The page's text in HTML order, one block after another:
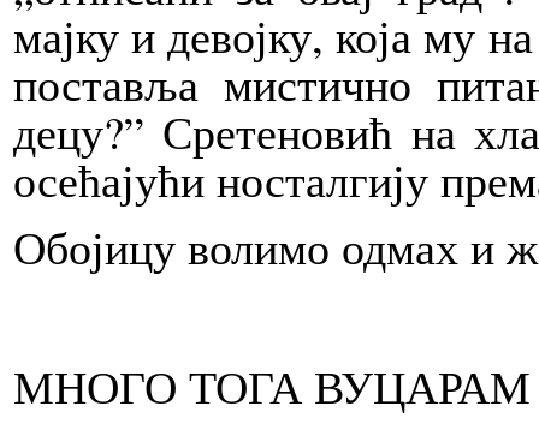
мајку и девојку, која му
поставља мистично
децу?” Сретеновић на
осећајући носталгију
Обојицу волимо одмах и
МНОГО ТОГА